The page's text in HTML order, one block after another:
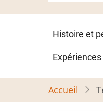
Histoire et
Accueil